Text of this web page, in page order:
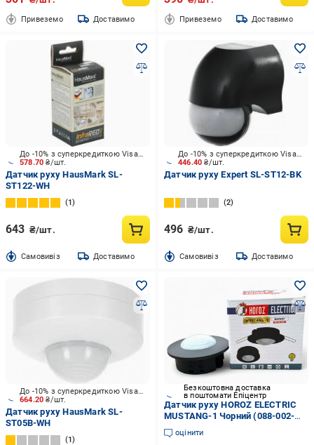
Привеземо Доставимо Привеземо Доставимо
578.70₴/шт.
До -10% з суперкредиткою Visa Вигода
Датчик руху HausMark SL-
ST122-WH
1
643 ₴/шт.
Cамовивіз Доставимо
446.40₴/шт.
До -10% з суперкредиткою Visa Вигода
Датчик руху Expert SL-ST12-BK
2
496 ₴/шт.
Cамовивіз Доставимо
664.20₴/шт.
До -10% з суперкредиткою Visa Вигода
Датчик руху HausMark SL-
ST05B-WH
1
Безкоштовна доставка
в поштомати Епіцентр
Датчик руху HOROZ ELECTRIC
MUSTANG-1 Чорний (088-002-
0001-020)
оцінити